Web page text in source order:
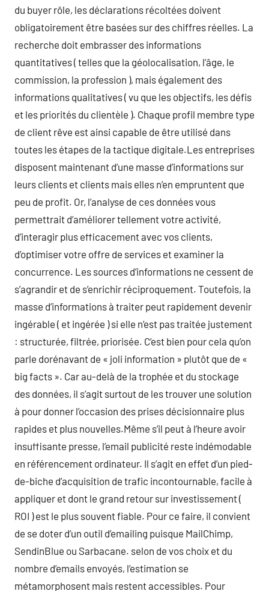
du buyer rôle, les déclarations récoltées doivent
obligatoirement être basées sur des chiffres réelles. La
recherche doit embrasser des informations
quantitatives ( telles que la géolocalisation, l’âge, le
commission, la profession ), mais également des
informations qualitatives ( vu que les objectifs, les défis
et les priorités du clientèle ). Chaque profil membre type
de client rêve est ainsi capable de être utilisé dans
toutes les étapes de la tactique digitale.Les entreprises
disposent maintenant d’une masse d’informations sur
leurs clients et clients mais elles n’en empruntent que
peu de profit. Or, l’analyse de ces données vous
permettrait d’améliorer tellement votre activité,
d’interagir plus efficacement avec vos clients,
d’optimiser votre offre de services et examiner la
concurrence. Les sources d’informations ne cessent de
s’agrandir et de s’enrichir réciproquement. Toutefois, la
masse d’informations à traiter peut rapidement devenir
ingérable ( et ingérée ) si elle n’est pas traitée justement
: structurée, filtrée, priorisée. C’est bien pour cela qu’on
parle dorénavant de « joli information » plutôt que de «
big facts ». Car au-delà de la trophée et du stockage
des données, il s’agit surtout de les trouver une solution
à pour donner l’occasion des prises décisionnaire plus
rapides et plus nouvelles.Même s’il peut à l’heure avoir
insuffisante presse, l’email publicité reste indémodable
en référencement ordinateur. Il s’agit en effet d’un pied-
de-biche d’acquisition de trafic incontournable, facile à
appliquer et dont le grand retour sur investissement (
ROI ) est le plus souvent fiable. Pour ce faire, il convient
de se doter d’un outil d’emailing puisque MailChimp,
SendinBlue ou Sarbacane. selon de vos choix et du
nombre d’emails envoyés, l’estimation se
métamorphosent mais restent accessibles. Pour